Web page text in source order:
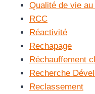
Qualité de vie au
RCC
Réactivité
Rechapage
Réchauffement
Recherche
Reclassement